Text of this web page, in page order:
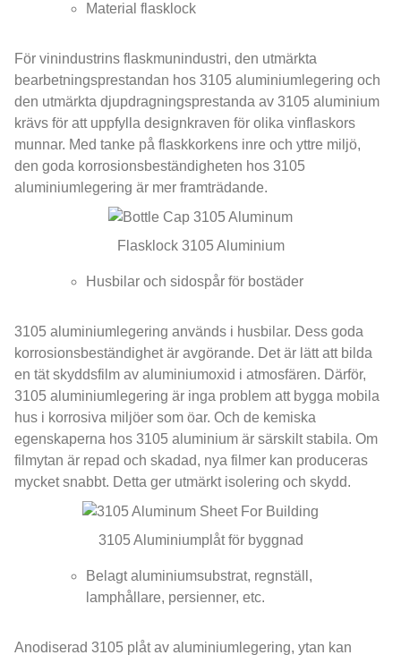
Material flasklock
För vinindustrins flaskmunindustri, den utmärkta
bearbetningsprestandan hos 3105 aluminiumlegering och
den utmärkta djupdragningsprestanda av 3105 aluminium
krävs för att uppfylla designkraven för olika vinflaskors
munnar. Med tanke på flaskkorkens inre och yttre miljö,
den goda korrosionsbeständigheten hos 3105
aluminiumlegering är mer framträdande.
Flasklock 3105 Aluminium
Husbilar och sidospår för bostäder
3105 aluminiumlegering används i husbilar. Dess goda
korrosionsbeständighet är avgörande. Det är lätt att bilda
en tät skyddsfilm av aluminiumoxid i atmosfären. Därför,
3105 aluminiumlegering är inga problem att bygga mobila
hus i korrosiva miljöer som öar. Och de kemiska
egenskaperna hos 3105 aluminium är särskilt stabila. Om
filmytan är repad och skadad, nya filmer kan produceras
mycket snabbt. Detta ger utmärkt isolering och skydd.
3105 Aluminiumplåt för byggnad
Belagt aluminiumsubstrat, regnställ,
lamphållare, persienner, etc.
Anodiserad 3105 plåt av aluminiumlegering, ytan kan